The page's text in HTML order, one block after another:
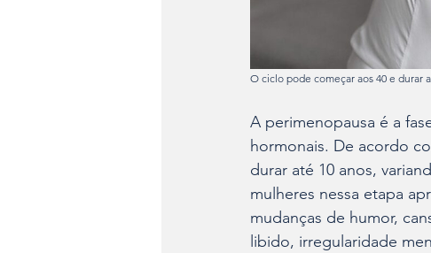
O ciclo pode começar aos 40 e durar
A perimenopausa é a
hormonais. De acordo
durar até 10 anos,
mulheres nessa etapa
mudanças de humor,
libido, irregularidade